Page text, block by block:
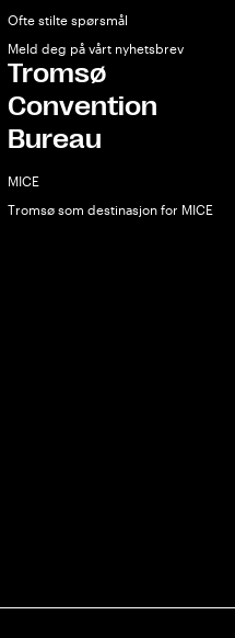
Ofte stilte spørsmål
Meld deg på vårt nyhetsbrev
Tromsø
Convention
Bureau
MICE
Tromsø som destinasjon for MICE